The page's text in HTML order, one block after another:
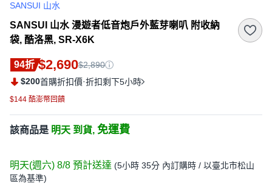
SANSUI 山水
SANSUI 山水 漫遊者低音炮戶外藍芽喇叭 附收納
袋, 酷洛黑, SR-X6K
94折 $2,690$2,890
$200首購折扣價·折扣剩下5小時
$144 酷澎幣回饋
該商品是 明天 到貨, 免運費
明天(週六) 8/8 預計送達 (5小時 35分 內訂購時 / 以臺北市松山
區為基準)